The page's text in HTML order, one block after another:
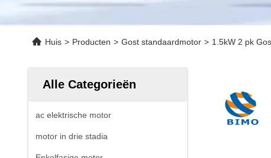
Huis > Producten > Gost standaardmotor > 1.5kW 2 pk
Alle Categorieën
ac elektrische motor
motor in drie stadia